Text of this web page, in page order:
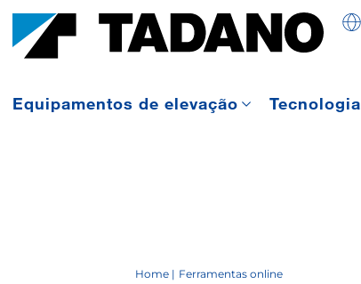
Equipamentos de elevação Tecnologia
Home Ferramentas online